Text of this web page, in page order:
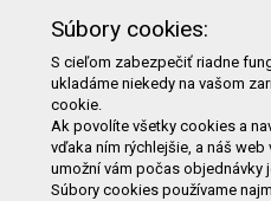
E-shop Akcie
Zľavy
Novinky
Výzvy pre obce a firmy
NAKUPOVANIE
Súbory cookies:
S cieľom zabezpečiť riadne
ukladáme niekedy na vašom
cookie.
Ak povolíte všetky cookies a
vďaka ním rýchlejšie, a náš
umožní vám počas objednávky
Súbory cookies používame